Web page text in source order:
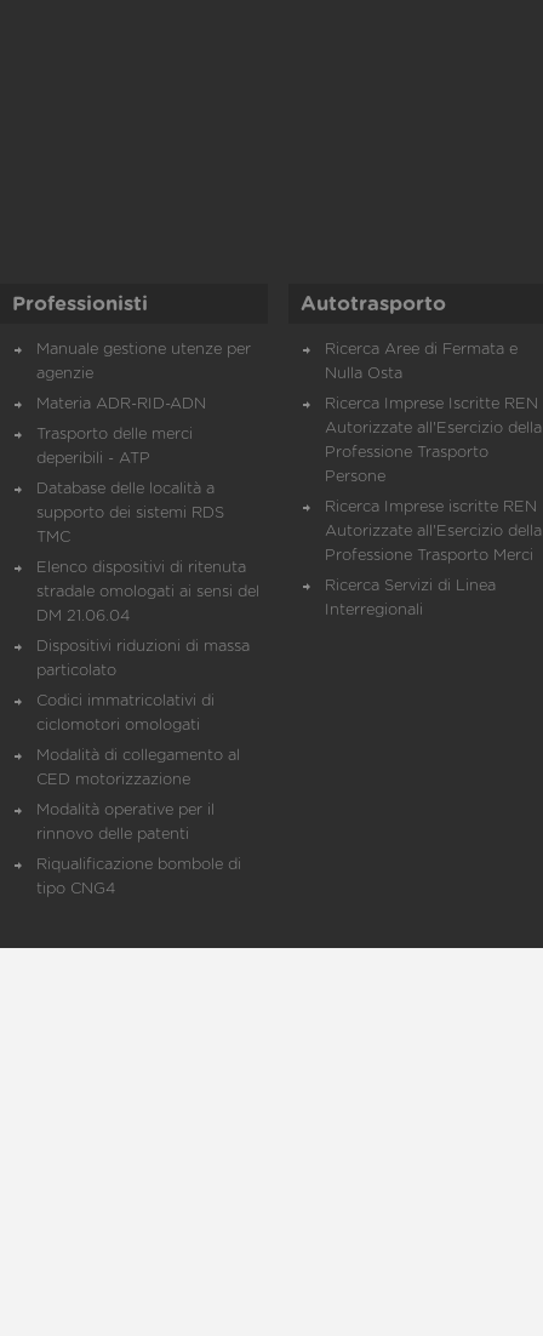
Professionisti
Manuale gestione utenze per
agenzie
Materia ADR-RID-ADN
Trasporto delle merci
deperibili - ATP
Database delle località a
supporto dei sistemi RDS
TMC
Elenco dispositivi di ritenuta
stradale omologati ai sensi del
DM 21.06.04
Dispositivi riduzioni di massa
particolato
Codici immatricolativi di
ciclomotori omologati
Modalità di collegamento al
CED motorizzazione
Modalità operative per il
rinnovo delle patenti
Riqualificazione bombole di
tipo CNG4
Autotrasporto
Ricerca Aree di Fermata e
Nulla Osta
Ricerca Imprese Iscritte REN
Autorizzate all'Esercizio della
Professione Trasporto
Persone
Ricerca Imprese iscritte REN
Autorizzate all'Esercizio della
Professione Trasporto Merci
Ricerca Servizi di Linea
Interregionali